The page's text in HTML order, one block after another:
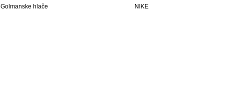
Golmanske hlače
NIKE